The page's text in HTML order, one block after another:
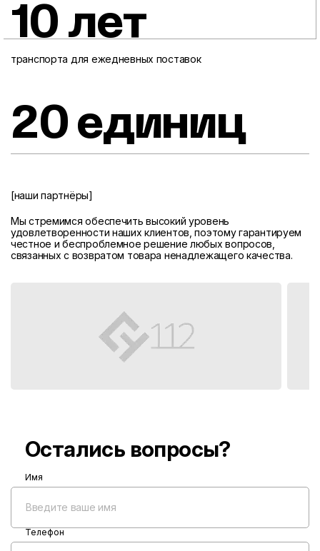
10 лет
транспорта для ежедневных поставок
20 единиц
[наши партнёры]
Мы стремимся обеспечить высокий уровень
удовлетворенности наших клиентов, поэтому гарантируем
честное и беспроблемное решение любых вопросов,
связанных с возвратом товара ненадлежащего качества.
Остались вопросы?
Имя
Телефон